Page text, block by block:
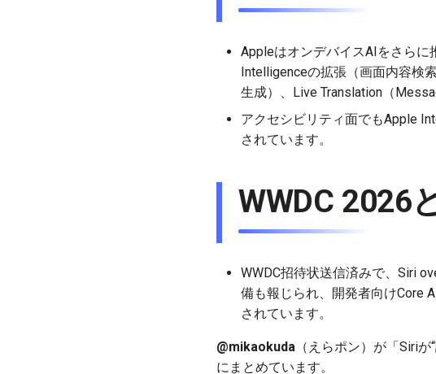
AppleはオンデバイスAIをさらに
Intelligenceの拡張（画面内容検
生成）、Live Translation（
アクセシビリティ面でもApple
されています。
WWDC 2026
WWDC招待状送信済みで、Siri
備も報じられ、開発者向けCore
されています。
@mikaokuda （えらポン）が「Siri
にまとめています。